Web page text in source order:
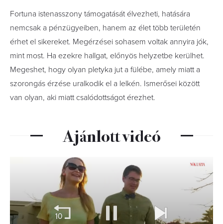
Fortuna istenasszony támogatását élvezheti, hatására
nemcsak a pénzügyeiben, hanem az élet több területén
érhet el sikereket. Megérzései sohasem voltak annyira jók,
mint most. Ha ezekre hallgat, előnyös helyzetbe kerülhet.
Megeshet, hogy olyan pletyka jut a fülébe, amely miatt a
szorongás érzése uralkodik el a lelkén. Ismerősei között
van olyan, aki miatt csalódottságot érezhet.
Ajánlott videó